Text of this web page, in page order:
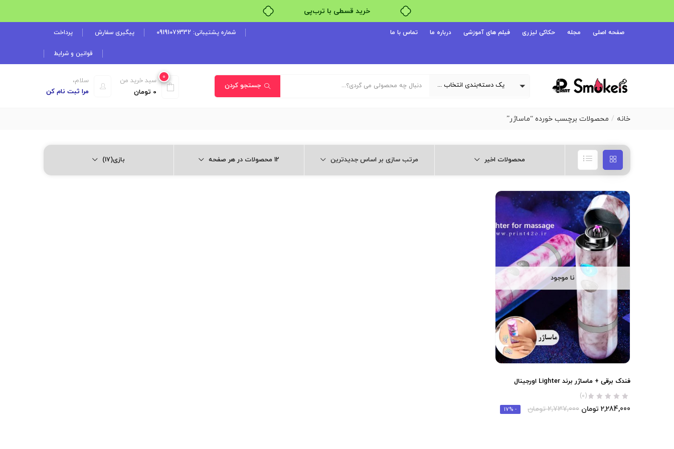
خرید قسطی با ترب‌پی
صفحه اصلی مجله حکاکی لیزری فیلم های آموزشی درباره ما تماس با ما شماره پشتیبانی: 09191076332 پیگیری سفارش پرداخت
قوانین و شرایط
یک دسته‌بندی انتخاب کنید جستجو کردن
سلام،
مرا ثبت نام کن
0
سبد خرید من
0 تومان
خانه محصولات برچسب خورده “ماساژر”
محصولات اخیر مرتب سازی بر اساس جدیدترین 12 محصولات در هر صفحه بازی(17)
نا موجود
فندک برقی + ماساژر برند Lighter اورجینال
(0)
2,284,000 تومان 2,737,000 تومان - 17%